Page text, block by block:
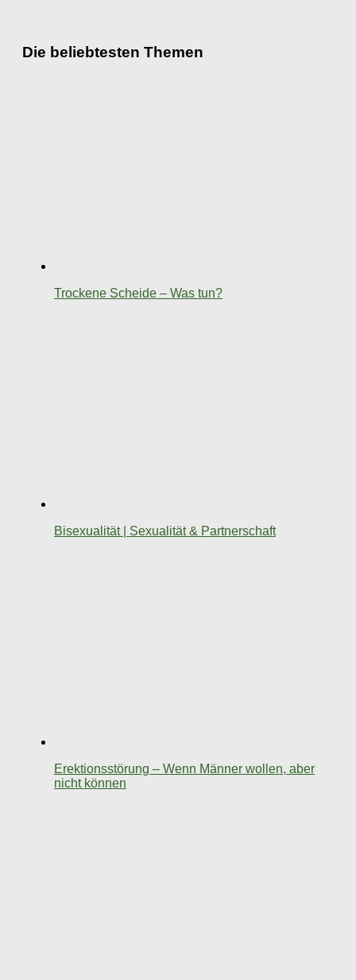
Die beliebtesten Themen
Trockene Scheide – Was tun?
Bisexualität | Sexualität & Partnerschaft
Erektionsstörung – Wenn Männer wollen, aber
nicht können